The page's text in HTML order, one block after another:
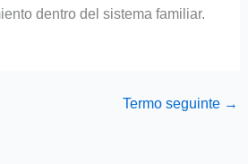
dentro del sistema familiar.
Termo seguinte →